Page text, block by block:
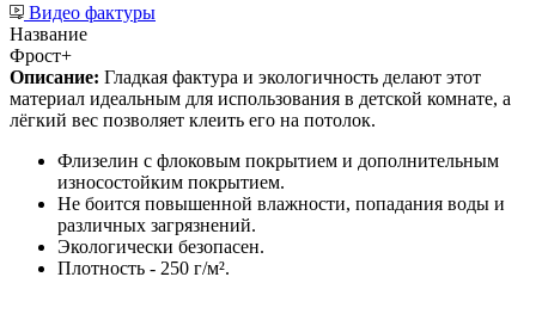
Видео фактуры
Название
Фрост+
Описание: Гладкая фактура и экологичность делают этот
материал идеальным для использования в детской комнате, а
лёгкий вес позволяет клеить его на потолок.
Флизелин с флоковым покрытием и дополнительным
износостойким покрытием.
Не боится повышенной влажности, попадания воды и
различных загрязнений.
Экологически безопасен.
Плотность - 250 г/м².